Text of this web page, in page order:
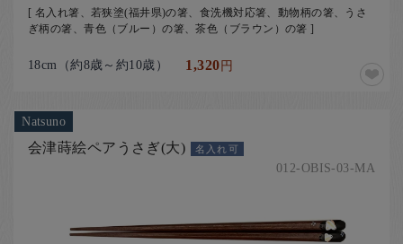
[ 名入れ箸、若狭塗(福井県)の箸、食洗機対応箸、動物柄の箸、うさ
ぎ柄の箸、青色（ブルー）の箸、茶色（ブラウン）の箸 ]
18cm（約8歳～約10歳） 1,320円
Natsuno
会津蒔絵ペアうさぎ(大) 名入れ可
012-OBIS-03-MA